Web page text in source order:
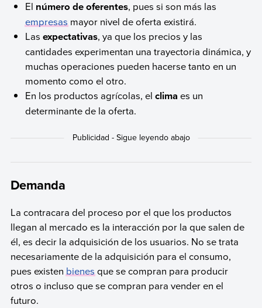
El número de oferentes, pues si son más las
empresas mayor nivel de oferta existirá.
Lasexpectativas, ya que los precios y las
cantidades experimentan una trayectoria dinámica, y
muchas operaciones pueden hacerse tanto en un
momento como el otro.
En los productos agrícolas, elclima es un
determinante de la oferta.
Demanda
La contracara del proceso por el que los productos
llegan al mercado es la interacción por la que salen de
él, es decir la adquisición de los usuarios. No se trata
necesariamente de la adquisición para el consumo,
pues existenbienesque se compran para producir
otros o incluso que se compran para vender en el
futuro.